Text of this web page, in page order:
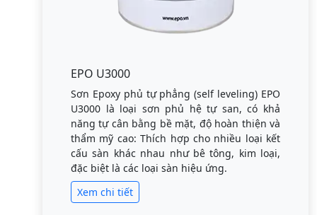
EPO U3000
Sơn Epoxy phủ tự phẳng (self leveling) EPO
U3000 là loại sơn phủ hệ tự san, có khả
năng tự cân bằng bề mặt, độ hoàn thiện và
thẩm mỹ cao: Thích hợp cho nhiều loại kết
cấu sàn khác nhau như bê tông, kim loại,
đặc biệt là các loại sàn hiệu ứng.
Xem chi tiết